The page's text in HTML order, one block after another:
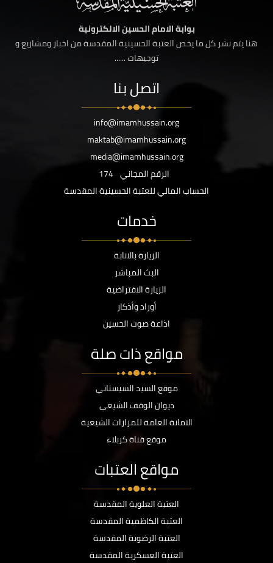
بوابة الامام الحسين الالكترونية
هنا يتم نشر كل ما يخص العتبة الحسينية المقدسة من اخبار ومشاريع و
توجيهات ......
اتصل بنا
info@imamhussain.org
maktab@imamhussain.org
media@imamhussain.org
الرقم المجاني 174
الحساب المالي للعتبة الحسينية المقدسة
خدمات
الزيارة بالانابة
البث المباشر
الزيارة الافتراضية
أوراد وأذكار
اذاعة صوت الحسين
مواقع ذات صلة
موقع السيد السيستاني
ديوان الوقف الشيعي
الامانة العامة للمزارات الشيعية
موقع قناة كربلاء
مواقع العتبات
العتبة العلوية المقدسة
العتبة الكاظمية المقدسة
العتبة الرضوية المقدسة
العتبة العسكرية المقدسة